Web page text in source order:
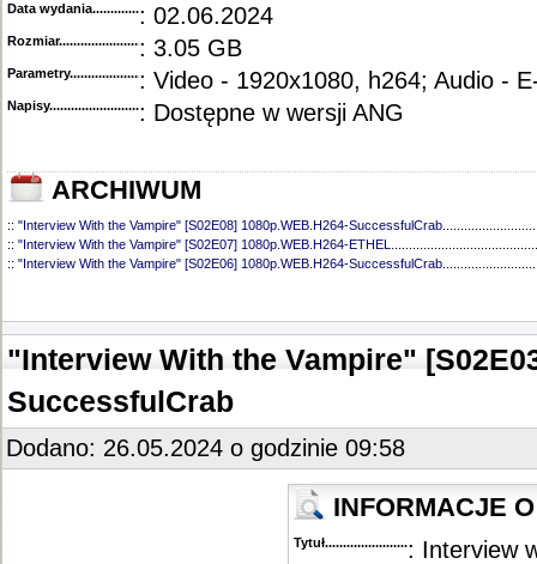
Data wydania......................................
: 02.06.2024
Rozmiar...........................................
: 3.05 GB
Parametry.........................................: Video - 1920x1080, h264; Audio -
Napisy............................................: Dostępne w wersji ANG
ARCHIWUM
:: "Interview With the Vampire" [S02E08] 1080p.WEB.H264-SuccessfulCrab
:: "Interview With the Vampire" [S02E07] 1080p.WEB.H264-ETHEL
:: "Interview With the Vampire" [S02E06] 1080p.WEB.H264-SuccessfulCrab
::"Interview With the Vampire" [S02E02] 1080p.WEB.H264-SuccessfulCrab
::"Interview With the Vampire" [S02E01] 1080p.WEB.H264-SuccessfulCrab
::"Interview with the Vampire" [S01E07] 720p.WEB.H264-GLHF
"Interview with the Vampire" [S01E06] 720p.WEB.H264-GLHF
::"Interview with the Vampire" [S01E05] 720p.WEB.H264-GLHF
::"Interview with the Vampire" [S01E04] 720p.WEB.h264-KOGi
"Interview with the Vampire" [S01E03] 720p.WEB.h264-KOGi
::"Interview with the Vampire" [S01E01-02] 720p.WEB.H264-GLHF
"Interview With the Vampire"
SuccessfulCrab
Dodano: 26.05.2024 o godzinie 09:58
INFORMACJE
Tytuł............................................
: Interview